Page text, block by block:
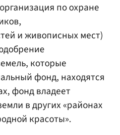
по охране
и живописных мест)
которые
фонд, находятся
фонд владеет
в других «районах
красоты».